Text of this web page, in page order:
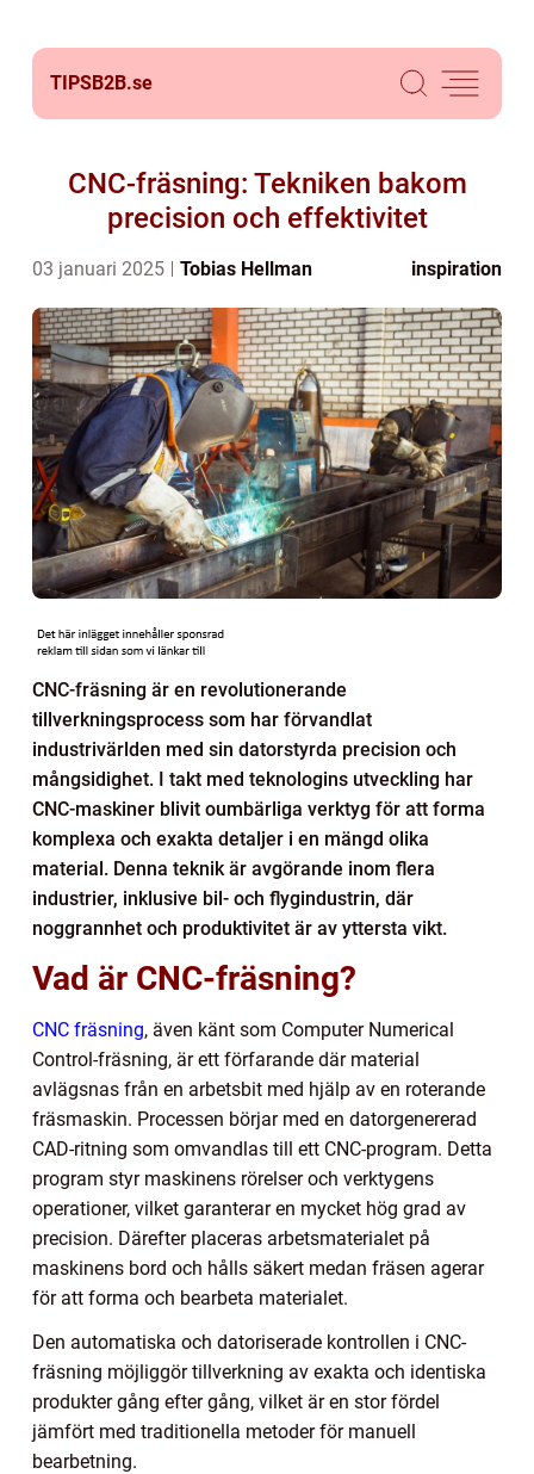
TIPSB2B.se
CNC-fräsning: Tekniken bakom
precision och effektivitet
03 januari 2025 Tobias Hellman inspiration
CNC-fräsning är en revolutionerande
tillverkningsprocess som har förvandlat
industrivärlden med sin datorstyrda precision och
mångsidighet. I takt med teknologins utveckling har
CNC-maskiner blivit oumbärliga verktyg för att forma
komplexa och exakta detaljer i en mängd olika
material. Denna teknik är avgörande inom flera
industrier, inklusive bil- och flygindustrin, där
noggrannhet och produktivitet är av yttersta vikt.
Vad är CNC-fräsning?
CNC fräsning, även känt som Computer Numerical
Control-fräsning, är ett förfarande där material
avlägsnas från en arbetsbit med hjälp av en roterande
fräsmaskin. Processen börjar med en datorgenererad
CAD-ritning som omvandlas till ett CNC-program. Detta
program styr maskinens rörelser och verktygens
operationer, vilket garanterar en mycket hög grad av
precision. Därefter placeras arbetsmaterialet på
maskinens bord och hålls säkert medan fräsen agerar
för att forma och bearbeta materialet.
Den automatiska och datoriserade kontrollen i CNC-
fräsning möjliggör tillverkning av exakta och identiska
produkter gång efter gång, vilket är en stor fördel
jämfört med traditionella metoder för manuell
bearbetning.